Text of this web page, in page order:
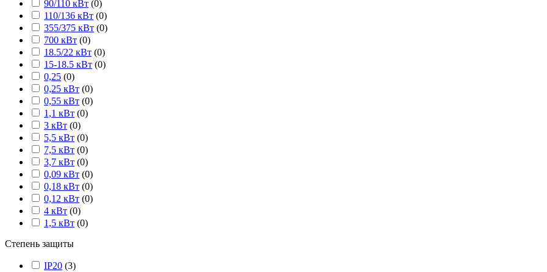
90/110 кВт (0)
110/136 кВт (0)
355/375 кВт (0)
700 кВт (0)
18.5/22 кВт (0)
15-18.5 кВт (0)
0,25 (0)
0,25 кВт (0)
0,55 кВт (0)
1,1 кВт (0)
3 кВт (0)
5,5 кВт (0)
7,5 кВт (0)
3,7 кВт (0)
0,09 кВт (0)
0,18 кВт (0)
0,12 кВт (0)
4 кВт (0)
1,5 кВт (0)
Степень защиты
IP20 (3)